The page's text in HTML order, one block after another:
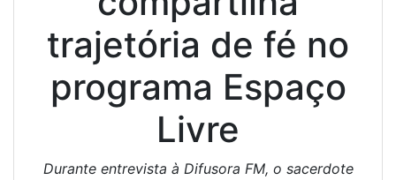
trajetória de fé no
programa Espaço
Livre
Durante entrevista à Difusora FM, o sacerdote